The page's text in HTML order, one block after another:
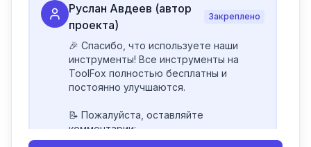
Руслан Авдеев (автор
проекта)
Закреплено
🎉 Спасибо, что используете наши
инструменты! Все инструменты на
ToolFox полностью бесплатны и
постоянно улучшаются.
📝 Пожалуйста, оставляйте
комментарии:
- Если инструмент работает